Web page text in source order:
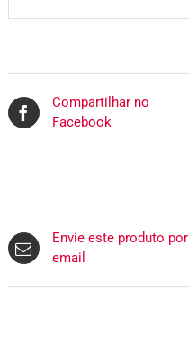
Compartilhar no
Facebook
Envie este produto por
email